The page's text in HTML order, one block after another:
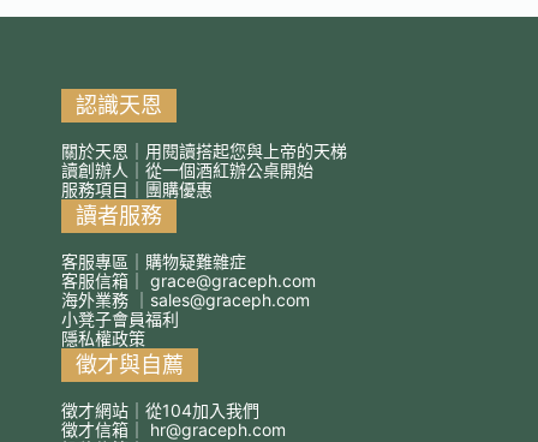
認識天恩
關於天恩｜用閱讀搭起您與上帝的天梯
讀創辦人｜從一個酒紅辦公桌開始
服務項目｜團購優惠
讀者服務
客服專區｜購物疑難雜症
客服信箱｜ grace@graceph.com
海外業務 ｜ sales@graceph.com
小凳子會員福利
隱私權政策
徵才與自薦
徵才網站｜從104加入我們
徵才信箱｜ hr@graceph.com